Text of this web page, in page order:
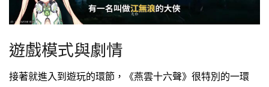
遊戲模式與劇情
接著就進入到遊玩的環節，《燕雲十六聲》很特別的一環